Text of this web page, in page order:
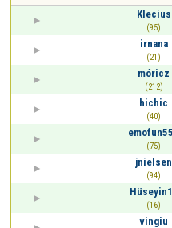
Klecius
(95)
irnana
(21)
móricz
(212)
hichic
(40)
(75)
jnielsen
(94)
(16)
vingiu